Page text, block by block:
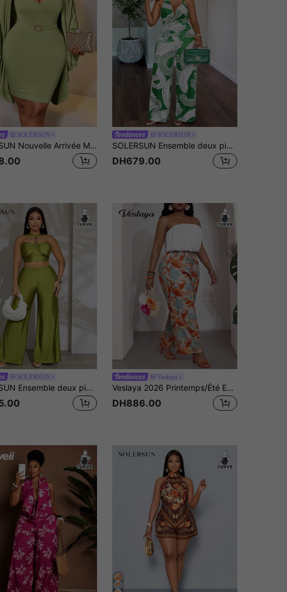
SOLERSUN
SOLERSUN Nouvelle Arrivée Mode Grande Taille : Un Ensemble Polyvalent de Deux Pièces. Cet Ensemble Élégant Comprend une Robe ras-du-cou à Col V Affinante Associée à un Cardigan Assorti. La Ceinture Détachable Vous Permet de Resserrer la Taille pour une Silhouette Flatteuse, Tandis que la Coupe Décontractée Offre un Confort Sans Effort et une Ambiance Chic et Décontractée. Très Polyvalent et Pratique, Il est Parfait pour le Port Quotidien Décontracté, les Déplacements, la Rentrée Scolaire, les Rendez-vous ou les Vacances - Ce qui en fait un Choix Approprié pour les Quatre Saisons.
SOLERSUN
SOLERSUN Ensemble deux pièces pour femmes grandes tailles, élégant Top sans manches à col montant avec imprimé vert aléatoire et bretelles à pompons en coton, et pantalon droit à taille élastique. Convient pour le port quotidien, le style bohème, la Saint-Patrick, Pâques, les festivals de musique, le trèfle à quatre feuilles, le style de rue, les vacances à la plage, les pique-niques, les déplacements quotidiens. et polyvalent, digne, éthéré, moderne, pour la saison des mariages.
DH679.00
SOLERSUN
SOLERSUN Ensemble deux pièces pantalon large slim-fit avec sangle en métal pour femmes grandes tailles, convient pour le shopping quotidien et les sorties
Veslaya
Veslaya 2026 Printemps/Été Ensemble 2 pièces Top bustier et jupe à imprimé floral blanc pour femmes grandes tailles. Convient pour les festivals de musique, Pâques, style western, nomade, anniversaire, remise de diplôme, université, usage quotidien, décontracté, loisirs, vacances, croisière, plage, bronzage, à la mode, streetwear, invité de mariage, trajet, brunch, aéroport, fête, sortie, gala élégant, bal, luxe
DH886.00